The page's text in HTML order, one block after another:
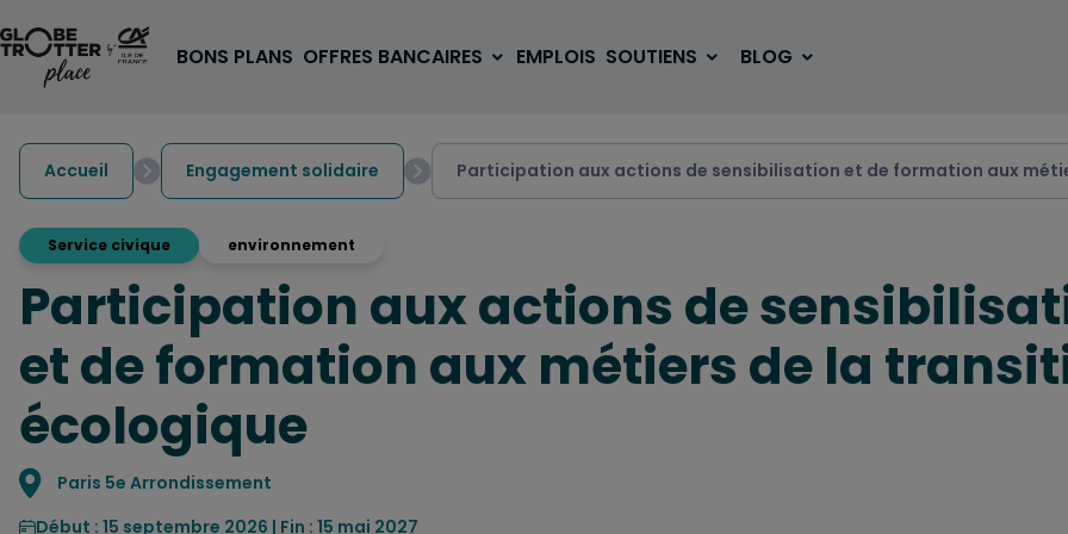
BONS PLANS OFFRES BANCAIRES EMPLOIS SOUTIENS BLOG
A PARTIR DE 3€
1 carte, 0 frais à l'étranger
pour les 18/30 ans VOYAGER ÉTUDIER
Accueil Engagement solidaire Participation aux actions de sensibilisation et de formation aux
Service civique environnement
Participation aux actions de
et de formation aux métiers de la
écologique
Localisation
Paris 5e Arrondissement
Début : 15 septembre 2026 | Fin : 15 mai 2027